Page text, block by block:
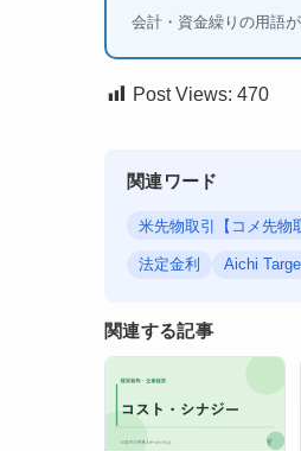
会計・資金繰りの用語
Post Views: 470
関連ワード
米先物取引【コメ先物
法定金利 Aichi
関連する記事